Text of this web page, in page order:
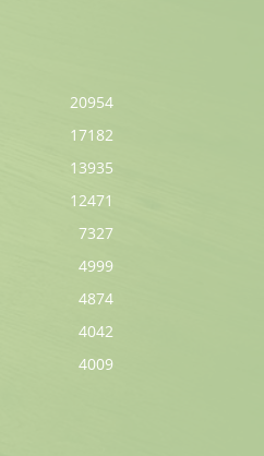
20954
17182
13935
12471
7327
4999
4874
4042
4009